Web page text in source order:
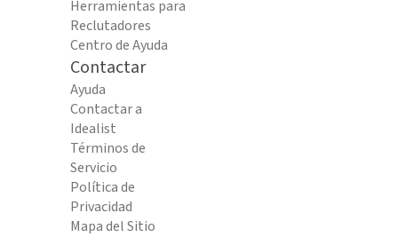
Herramientas para
Reclutadores
Centro de Ayuda
Contactar
Ayuda
Contactar a
Idealist
Términos de
Servicio
Política de
Privacidad
Mapa del Sitio